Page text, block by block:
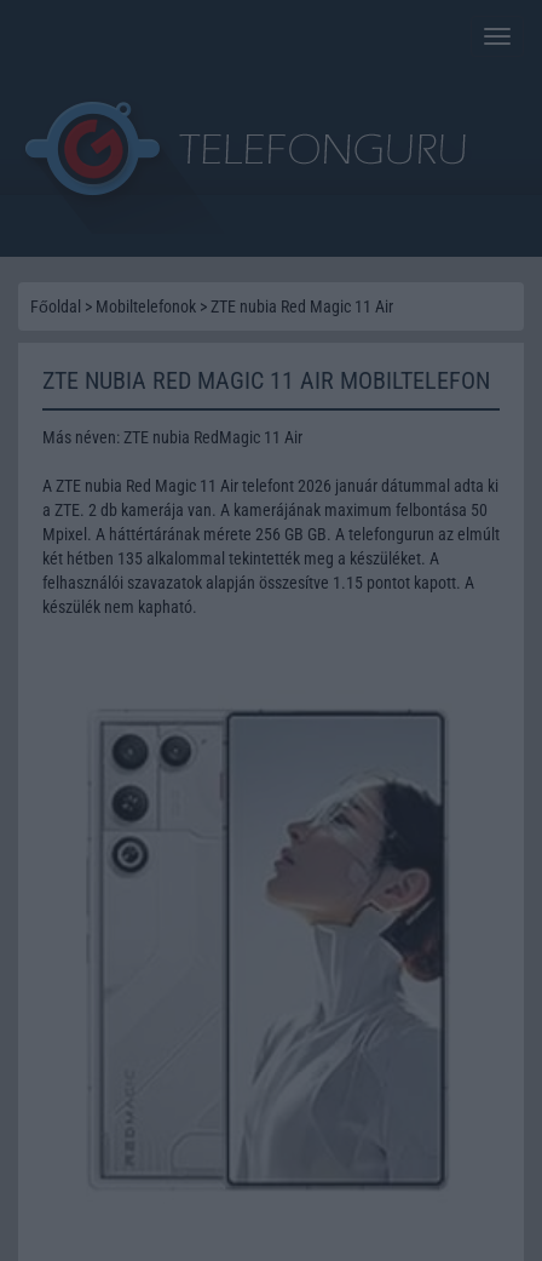
Toggle
Főoldal > Mobiltelefonok > ZTE nubia Red Magic 11 Air
ZTE NUBIA RED MAGIC 11 AIR MOBILTELEFON
Más néven: ZTE nubia RedMagic 11 Air
A ZTE nubia Red Magic 11 Air telefont 2026 január dátummal adta ki
a ZTE. 2 db kamerája van. A kamerájának maximum felbontása 50
Mpixel. A háttértárának mérete 256 GB GB. A telefongurun az elmúlt
két hétben 135 alkalommal tekintették meg a készüléket. A
felhasználói szavazatok alapján összesítve 1.15 pontot kapott. A
készülék nem kapható.